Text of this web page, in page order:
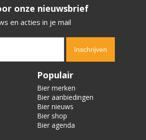
onze nieuwsbrief
en acties in je mail
Populair
Bier merken
Bier aanbiedingen
Bier nieuws
Bier shop
Bier agenda